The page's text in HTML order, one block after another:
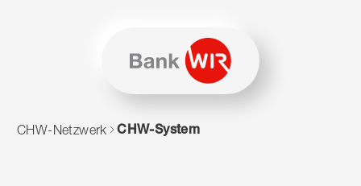
Zum Navigieren dieser Seite wird JavaScript benötigt.
CHW-Netzwerk CHW-System